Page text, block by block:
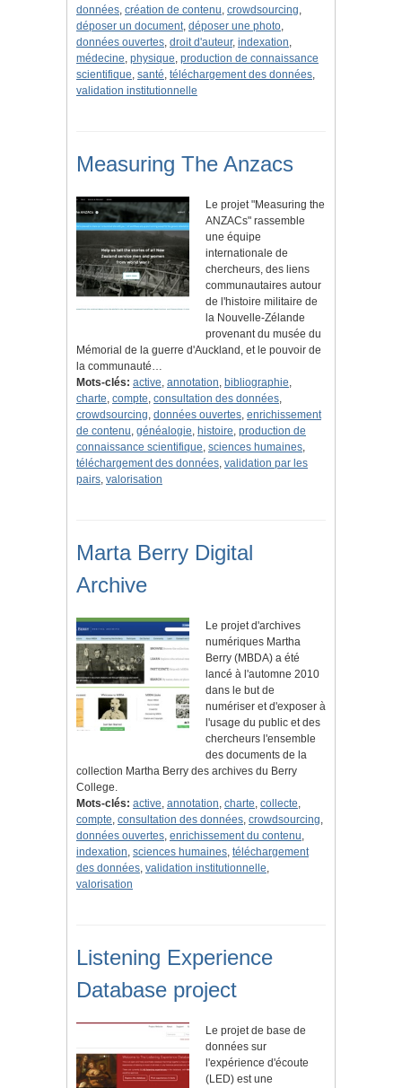
données, création de contenu, crowdsourcing,
déposer un document, déposer une photo,
données ouvertes, droit d'auteur, indexation,
médecine, physique, production de connaissance
scientifique, santé, téléchargement des données,
validation institutionnelle
Measuring The Anzacs
Le projet "Measuring the
ANZACs" rassemble
une équipe
internationale de
chercheurs, des liens
communautaires autour
de l'histoire militaire de
la Nouvelle-Zélande
provenant du musée du
Mémorial de la guerre d'Auckland, et le pouvoir de
la communauté…
Mots-clés: active, annotation, bibliographie,
charte, compte, consultation des données,
crowdsourcing, données ouvertes, enrichissement
de contenu, généalogie, histoire, production de
connaissance scientifique, sciences humaines,
téléchargement des données, validation par les
pairs, valorisation
Marta Berry Digital
Archive
Le projet d'archives
numériques Martha
Berry (MBDA) a été
lancé à l'automne 2010
dans le but de
numériser et d'exposer à
l'usage du public et des
chercheurs l'ensemble
des documents de la
collection Martha Berry des archives du Berry
College.
Mots-clés: active, annotation, charte, collecte,
compte, consultation des données, crowdsourcing,
données ouvertes, enrichissement du contenu,
indexation, sciences humaines, téléchargement
des données, validation institutionnelle,
valorisation
Listening Experience
Database project
Le projet de base de
données sur
l'expérience d'écoute
(LED) est une